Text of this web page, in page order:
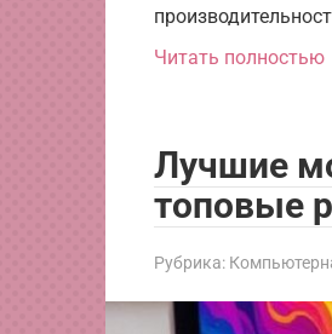
Читать полностью
Лучшие
топовые
Рубрика: